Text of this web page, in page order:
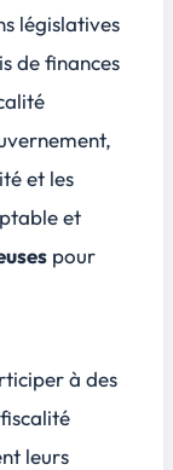
législatives
de finances
et les
et
pour
à des
leurs